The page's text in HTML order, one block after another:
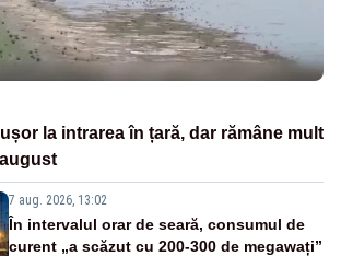
la intrarea în țară, dar rămâne mult
7 aug. 2026, 13:02
În intervalul orar de seară, consumul de
curent „a scăzut cu 200-300 de megawați”